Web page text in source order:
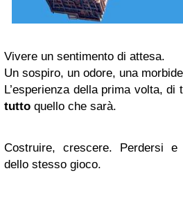
Vivere un sentimento di attesa.
Un sospiro, un odore, una
L’esperienza della prima volta,
tutto quello che sarà.
Costruire, crescere. Perdersi
dello stesso gioco.